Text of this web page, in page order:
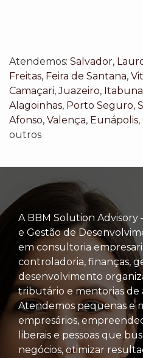
Atendemos: Salvador,
Freitas, Feira de Santana,
Camaçari,Juazeiro, Itabuna
Alagoinhas, Porto Seguro,
Afonso, Valença, Eunápolis,
outros
A BBM Solution Advisory
e Gestão de
em consultoria
controladoria, finanças,
desenvolvimento
tributário e mentorias de
Atendemos pequenas e
empresários,
liberais e pessoas que
negócios, otimizar